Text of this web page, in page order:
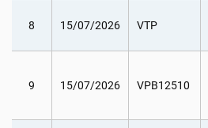
8 15/07/2026 VTP
9 15/07/2026 VPB12510